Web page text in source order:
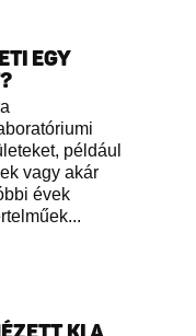
EGY
például
vagy akár
évek